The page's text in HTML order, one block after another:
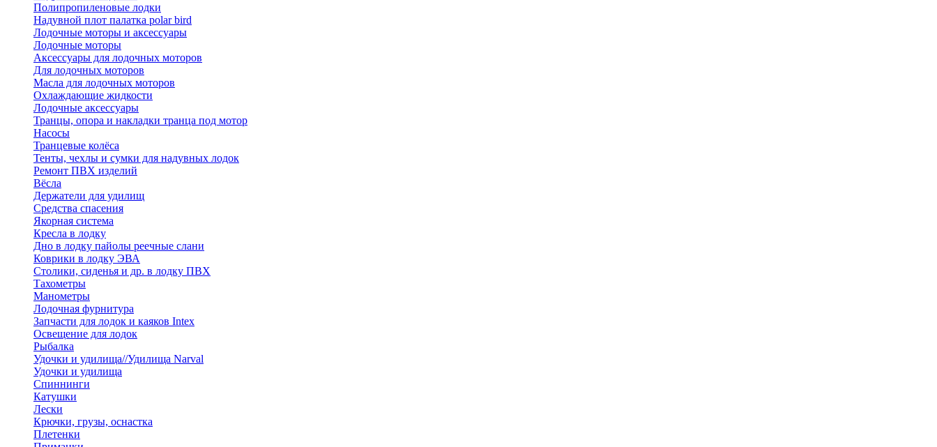
Полипропиленовые лодки
Надувной плот палатка polar bird
Лодочные моторы и аксессуары
Лодочные моторы
Аксессуары для лодочных моторов
Для лодочных моторов
Масла для лодочных моторов
Охлаждающие жидкости
Лодочные аксессуары
Транцы, опора и накладки транца под мотор
Насосы
Транцевые колёса
Тенты, чехлы и сумки для надувных лодок
Ремонт ПВХ изделий
Вёсла
Держатели для удилищ
Средства спасения
Якорная система
Кресла в лодку
Дно в лодку пайолы реечные слани
Коврики в лодку ЭВА
Столики, сиденья и др. в лодку ПВХ
Тахометры
Манометры
Лодочная фурнитура
Запчасти для лодок и каяков Intex
Освещение для лодок
Рыбалка
Удочки и удилища//Удилища Narval
Удочки и удилища
Спиннинги
Катушки
Лески
Крючки, грузы, оснастка
Плетенки